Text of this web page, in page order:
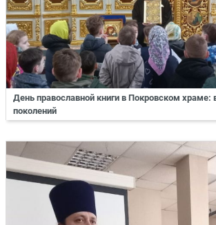
День православной книги в Покровском храме:
поколений